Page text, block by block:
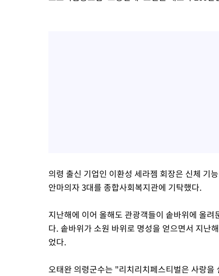
의령 출신 기업인 이환성 세라젬 회장은 신체 기
안마의자 3대를 종합사회복지관에 기탁했다.
지난해에 이어 올해도 관광객들이 솥바위에 올
다. 솥바위가 소원 바위로 명성을 얻으면서 지난
었다.
오태완 의령군수는 "리치리치페스티벌은 사랑